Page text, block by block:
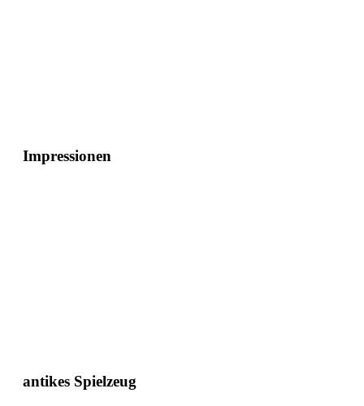
Impressionen
antikes Spielzeug